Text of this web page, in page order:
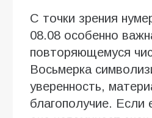
С точки зрения
08.08 особенно
повторяющемуся
Восьмерка
уверенность,
благополучие. Если